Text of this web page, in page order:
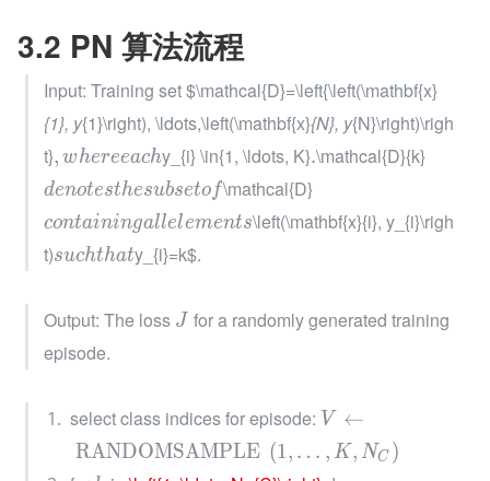
3.2 PN 算法流程
Input: Training set $\mathcal{D}=\left{\left(\mathbf{x}
{1}, y{1}\right), \ldots,\left(\mathbf{x}{N}, y{N}\right)\righ
t}, whereeachy_{i} \in{1, \ldots, K}.\mathcal{D}{k}
denotesthesubsetof\mathcal{D}
containingallelements\left(\mathbf{x}{i}, y_{i}\righ
t)suchthaty_{i}=k$.
Output: The loss J for a randomly generated training
episode.
select class indices for episode: V
←
RANDOMSAMPLE (1, … , K , NC )